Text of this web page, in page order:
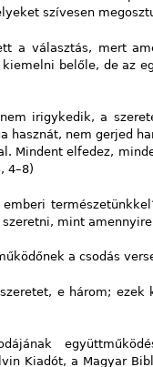
szívesen
a választás, mert
belőle, de az
irigykedik, a
hasznát, nem gerjed
Mindent elfedez,
4–8)
mint
a csodás
e három; ezek
Kiadót, a Magyar